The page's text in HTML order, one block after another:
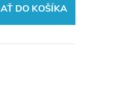
DO KOŠÍKA